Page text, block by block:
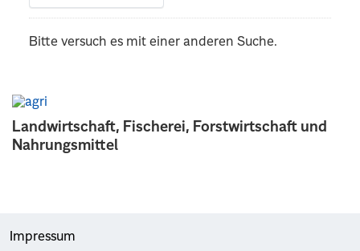
Landwirtschaft, Fischerei, Forstwirtschaft und
Nahrungsmittel
Bitte versuch es mit einer anderen Suche.
Impressum